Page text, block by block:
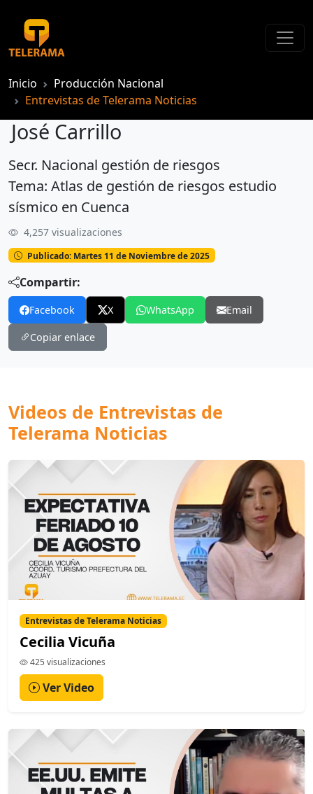
Inicio
Producción Nacional
Entrevistas de Telerama Noticias
José Carrillo
José Carrillo
Secr. Nacional gestión de riesgos
Tema: Atlas de gestión de riesgos estudio
sísmico en Cuenca
4,257 visualizaciones
Publicado: Martes 11 de Noviembre de 2025
Compartir:
Facebook X WhatsApp Email
Copiar enlace
Videos de Entrevistas de
Telerama Noticias
Entrevistas de Telerama Noticias
Cecilia Vicuña
425 visualizaciones
Ver Video